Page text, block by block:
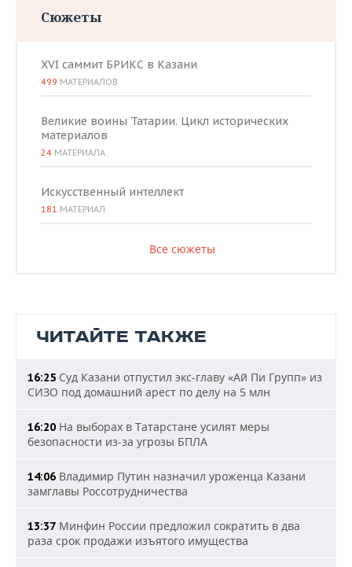
Сюжеты
XVI саммит БРИКС в Казани
499 МАТЕРИАЛОВ
Великие воины Татарии. Цикл исторических
материалов
24 МАТЕРИАЛА
Искусственный интеллект
181 МАТЕРИАЛ
Все сюжеты
ЧИТАЙТЕ ТАКЖЕ
16:25 Суд Казани отпустил экс-главу «Ай Пи Групп» из
СИЗО под домашний арест по делу на 5 млн
16:20 На выборах в Татарстане усилят меры
безопасности из-за угрозы БПЛА
14:06 Владимир Путин назначил уроженца Казани
замглавы Россотрудничества
13:37 Минфин России предложил сократить в два
раза срок продажи изъятого имущества